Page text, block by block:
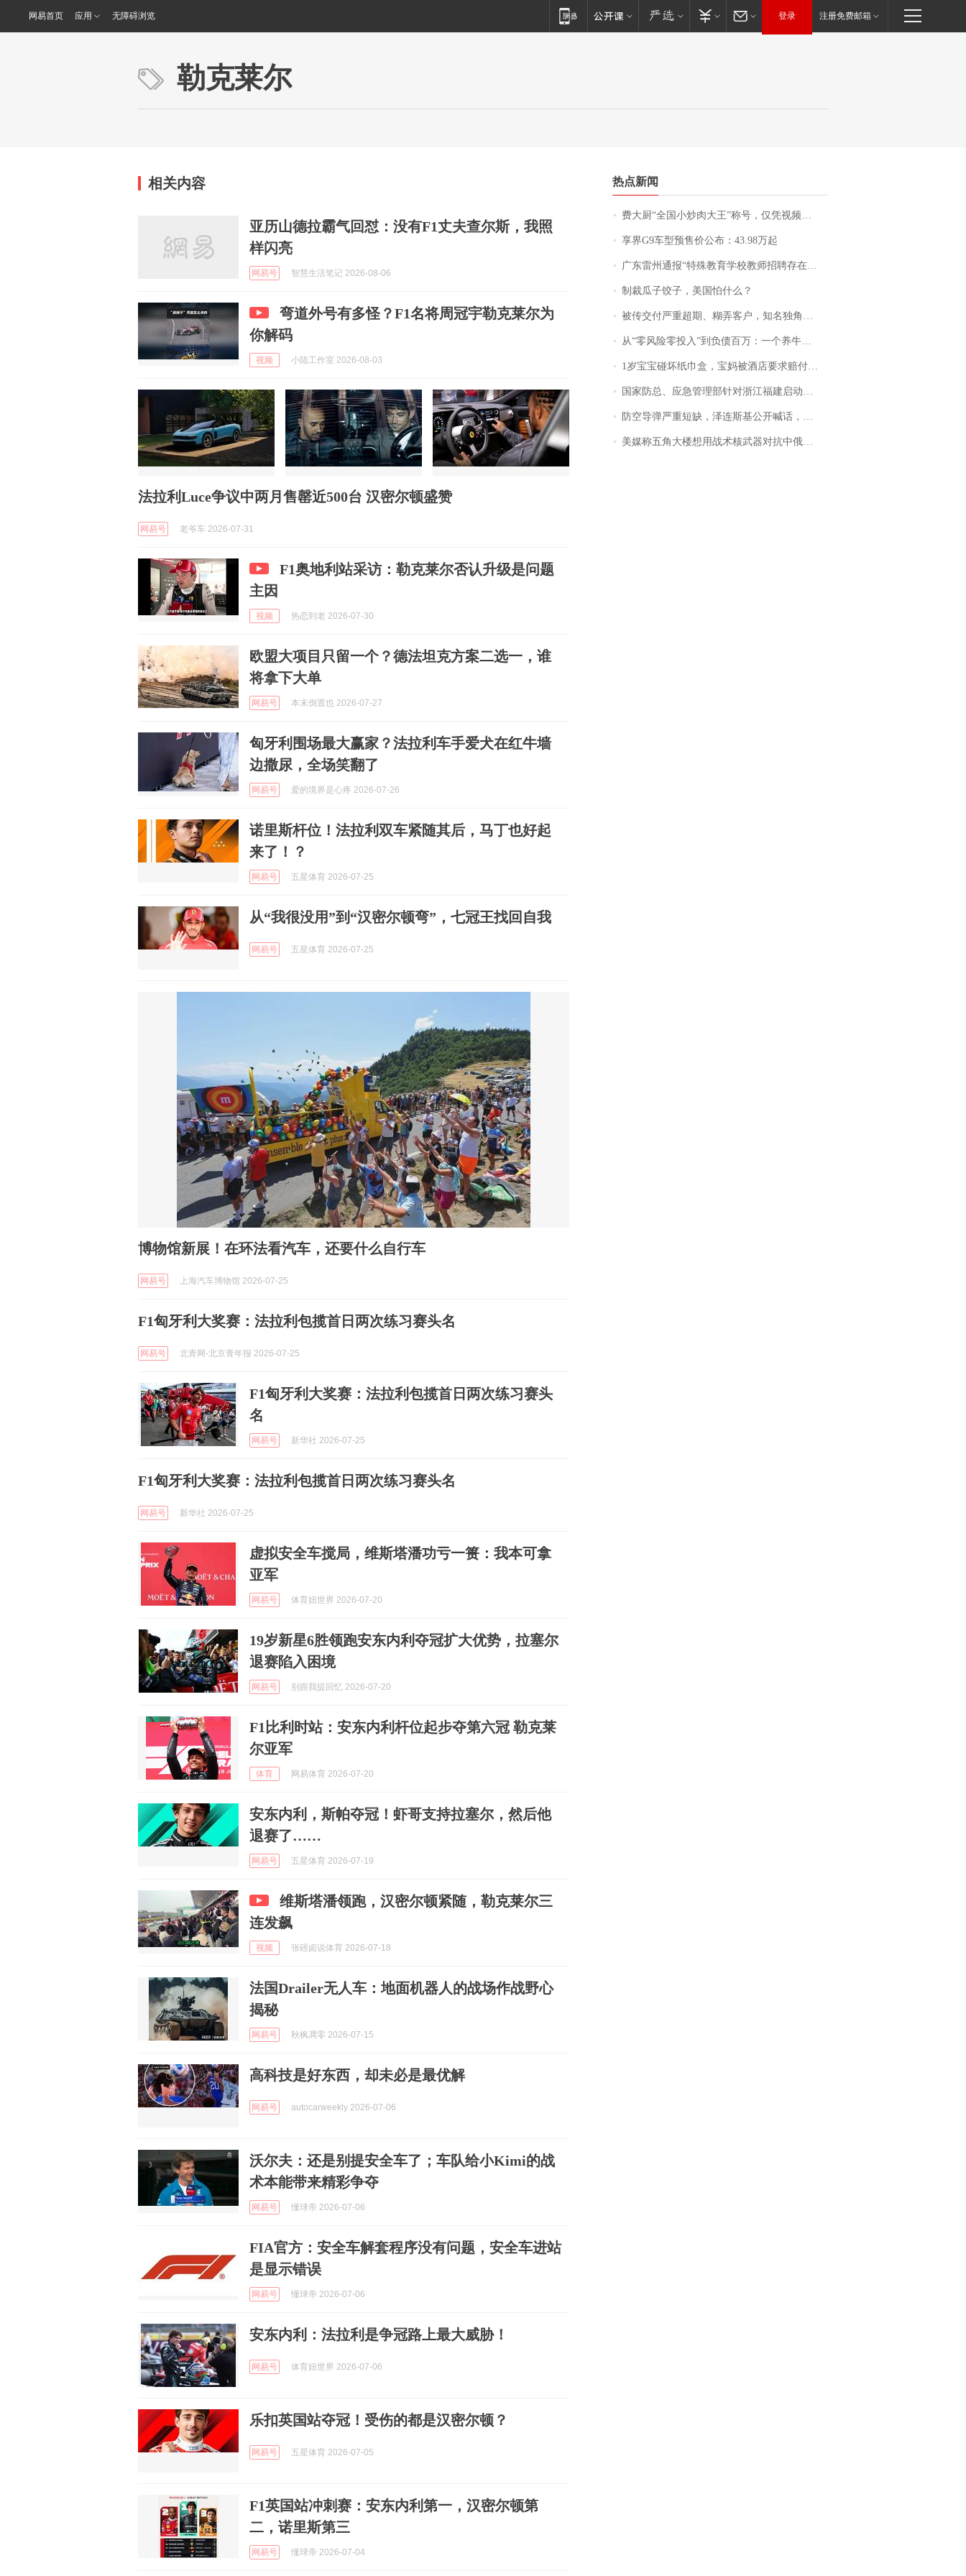
网易首页 应用 无障碍浏览 登录 注册免费邮箱
勒克莱尔
相关内容
亚历山德拉霸气回怼：没有F1丈夫查尔斯，我照
样闪亮
网易号 智慧生活笔记 2026-08-06
弯道外号有多怪？F1名将周冠宇勒克莱尔为
你解码
视频 小陆工作室 2026-08-03
法拉利Luce争议中两月售罄近500台 汉密尔顿盛赞
网易号 老爷车 2026-07-31
F1奥地利站采访：勒克莱尔否认升级是问题
主因
视频 热恋到老 2026-07-30
欧盟大项目只留一个？德法坦克方案二选一，谁
将拿下大单
网易号 本末倒置也 2026-07-27
匈牙利围场最大赢家？法拉利车手爱犬在红牛墙
边撒尿，全场笑翻了
网易号 爱的境界是心疼 2026-07-26
诺里斯杆位！法拉利双车紧随其后，马丁也好起
来了！？
网易号 五星体育 2026-07-25
从“我很没用”到“汉密尔顿弯”，七冠王找回自我
网易号 五星体育 2026-07-25
博物馆新展！在环法看汽车，还要什么自行车
网易号 上海汽车博物馆 2026-07-25
F1匈牙利大奖赛：法拉利包揽首日两次练习赛头名
网易号 北青网-北京青年报 2026-07-25
F1匈牙利大奖赛：法拉利包揽首日两次练习赛头
名
网易号 新华社 2026-07-25
F1匈牙利大奖赛：法拉利包揽首日两次练习赛头名
网易号 新华社 2026-07-25
虚拟安全车搅局，维斯塔潘功亏一篑：我本可拿
亚军
网易号 体育妞世界 2026-07-20
19岁新星6胜领跑安东内利夺冠扩大优势，拉塞尔
退赛陷入困境
网易号 别跟我提回忆 2026-07-20
F1比利时站：安东内利杆位起步夺第六冠 勒克莱
尔亚军
体育 网易体育 2026-07-20
安东内利，斯帕夺冠！虾哥支持拉塞尔，然后他
退赛了……
网易号 五星体育 2026-07-19
维斯塔潘领跑，汉密尔顿紧随，勒克莱尔三
连发飙
视频 张硜卤说体育 2026-07-18
法国Drailer无人车：地面机器人的战场作战野心
揭秘
网易号 秋枫凋零 2026-07-15
高科技是好东西，却未必是最优解
网易号 autocarweekly 2026-07-06
沃尔夫：还是别提安全车了；车队给小Kimi的战
术本能带来精彩争夺
网易号 懂球帝 2026-07-06
FIA官方：安全车解套程序没有问题，安全车进站
是显示错误
网易号 懂球帝 2026-07-06
安东内利：法拉利是争冠路上最大威胁！
网易号 体育妞世界 2026-07-06
乐扣英国站夺冠！受伤的都是汉密尔顿？
网易号 五星体育 2026-07-05
F1英国站冲刺赛：安东内利第一，汉密尔顿第
二，诺里斯第三
网易号 懂球帝 2026-07-04
热点新闻
费大厨“全国小炒肉大王”称号，仅凭视频评出？中国烹饪协会回应
享界G9车型预售价公布：43.98万起
广东雷州通报“特殊教育学校教师招聘存在违规行为”：已启动问责程序 副校长被停职
制裁瓜子饺子，美国怕什么？
被传交付严重超期、糊弄客户，知名独角兽车企创始人回应：都没证据，将依法采取措施，“本人长期与美国交管局保持沟通，对方表示肯定”
从“零风险零投入”到负债百万：一个养牛项目崩盘后，谁该为农户的贷款买单丨红星调查
1岁宝宝碰坏纸巾盒，宝妈被酒店要求赔付924元！三亚一酒店回复：骨瓷定制！网友一查价格，吵翻了
国家防总、应急管理部针对浙江福建启动防汛防台风四级应急响应
防空导弹严重短缺，泽连斯基公开喊话，乌克兰失去导弹拦截能力？
美媒称五角大楼想用战术核武器对抗中俄，专家：赤裸裸的“核讹诈”